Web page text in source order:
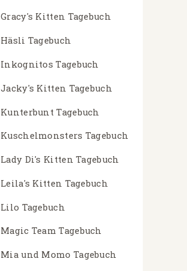
Gracy's Kitten Tagebuch
Häsli Tagebuch
Inkognitos Tagebuch
Jacky's Kitten Tagebuch
Kunterbunt Tagebuch
Kuschelmonsters Tagebuch
Lady Di's Kitten Tagebuch
Leila's Kitten Tagebuch
Lilo Tagebuch
Magic Team Tagebuch
Mia und Momo Tagebuch